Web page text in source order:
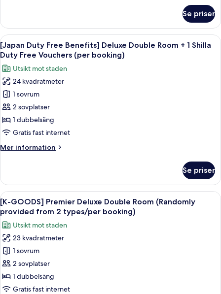
Shilla
Duty
Free
Vouchers
(per
booking)
Duty
Free
Benefits]
Standard
Family
Twin
Room
+
Shilla
Free
Vouchers
booking)
Se priser
Öppna
alla
foton
för
[Japan
Duty
Free
Benefits]
Deluxe
Room
Shilla
Duty
Free
Vouchers
(per
booking)
Sängtillbehör av högsta kvalitet och
7
[Japan Duty Free Benefits] Deluxe Double Room + 1 Shilla
Duty Free Vouchers (per booking)
Utsikt mot staden
24 kvadratmeter
1 sovrum
2 sovplatser
1 dubbelsäng
Gratis fast internet
Mer information
Mer
Duty
Free
Benefits]
Deluxe
Double
Room
+
Shilla
Duty
Vouchers
(per
Se priser
Öppna
alla
foton
för
[K-
GOODS]
Premier
Deluxe
Double
En vit tofs som hänger i en nyckelring.
8
[K-GOODS] Premier Deluxe Double Room (Randomly
provided from 2 types/per booking)
Utsikt mot staden
23 kvadratmeter
1 sovrum
2 sovplatser
1 dubbelsäng
Gratis fast internet